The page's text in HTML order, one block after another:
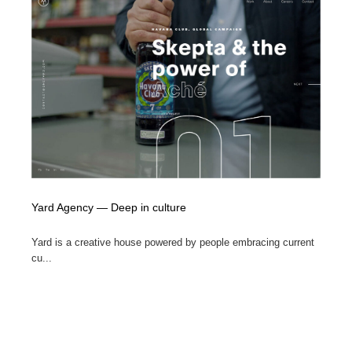
Yard Agency — Deep in culture
Yard is a creative house powered by people embracing current
cu...